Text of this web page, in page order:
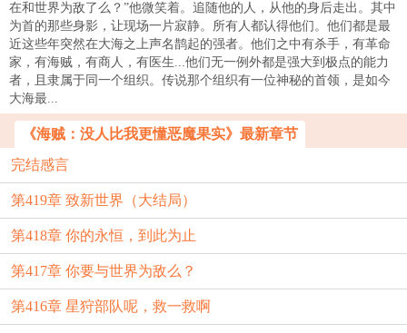
在和世界为敌了么？”他微笑着。追随他的人，从他的身后走出。其中
为首的那些身影，让现场一片寂静。所有人都认得他们。他们都是最
近这些年突然在大海之上声名鹊起的强者。他们之中有杀手，有革命
家，有海贼，有商人，有医生...他们无一例外都是强大到极点的能力
者，且隶属于同一个组织。传说那个组织有一位神秘的首领，是如今
大海最...
《海贼：没人比我更懂恶魔果实》最新章节
完结感言
第419章 致新世界（大结局）
第418章 你的永恒，到此为止
第417章 你要与世界为敌么？
第416章 星狩部队呢，救一救啊